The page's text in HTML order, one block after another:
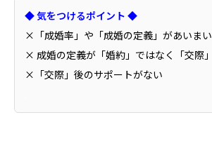
◆ 気をつけるポイント ◆
×「成婚率」や「成婚の定義」があいまい
× 成婚の定義が「婚約」ではなく「交際」
×「交際」後のサポートがない